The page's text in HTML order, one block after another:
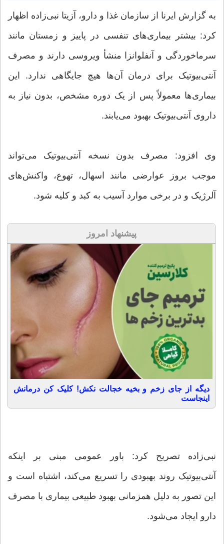
به گزارش ایرنا از سازمان غذا و دارو، آزیتا نبی‌زاده اظهار
کرد: بیشتر بیماری‌های تنفسی در پاییز و زمستان مانند
سرماخوردگی و آنفلوانزا منشأ ویروسی دارند و مصرف
آنتی‌بیوتیک برای درمان آن‌ها هیچ جایگاهی ندارد. این
بیماری‌ها معمولاً پس از یک دوره مشخص، بدون نیاز به
داروی آنتی‌بیوتیک بهبود می‌یابند.
وی افزود: مصرف بدون نسخه آنتی‌بیوتیک می‌تواند
موجب بروز عوارضی مانند اسهال، تهوع، واکنش‌های
آلرژیک و در برخی موارد آسیب به کبد و کلیه شود.
پیشنهاد امروز
دیگه از جای زخم و بخیه خجالت نکش! کلیک کن درمانش
اینجاست
نبی‌زاده تصریح کرد: باور عمومی مبنی بر اینکه
آنتی‌بیوتیک روند بهبودی را تسریع می‌کند، اشتباه است و
این تصور به دلیل همزمانی بهبود طبیعی بیماری با مصرف
دارو ایجاد می‌شود.